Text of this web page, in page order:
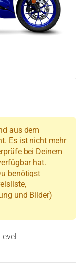
aus dem
Es ist nicht mehr
bei Deinem
hat.
benötigst
und Bilder)